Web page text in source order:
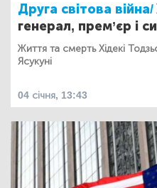
Друга світова війна/
генерал, прем’єр і
Життя та смерть Хідекі
Ясукуні
04 січня, 13:43